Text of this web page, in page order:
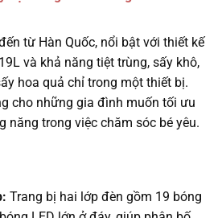
từ Hàn Quốc, nổi bật với thiết kế
và khả năng tiệt trùng, sấy khô,
hoa quả chỉ trong một thiết bị.
cho những gia đình muốn tối ưu
năng trong việc chăm sóc bé yêu.
Trang bị hai lớp đèn gồm 19 bóng